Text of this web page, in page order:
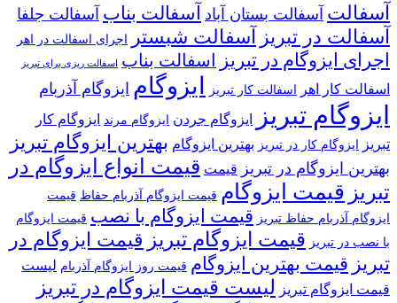
آسفالت آسفالت بستان آباد آسفالت بناب آسفالت جلفا
آسفالت در تبریز آسفالت شبستر اجرای اسفالت در اهر
اجرای ایزوگام در تبریز اسفالت بناب اسفالت ریزی برای تبریز
اسفالت کار اهر اسفالت کار تبریز ایزوگام ایزوگام آذربام
ایزوگام تبریز ایزوگام جردن ایزوگام مرند ایزوگام کار
تبریز ایزوگام کار در تبریز بهترین ایزوگام بهترین ایزوگام تبریز
بهترین ایزوگام در تبریز قیمت قیمت انواع ایزوگام در
تبریز قیمت ایزوگام قیمت ایزوگام آذربام حفاظ قیمت
ایزوگام آذربام حفاظ تبریز قیمت ایزوگام با نصب قیمت ایزوگام
با نصب در تبریز قیمت ایزوگام تبریز قیمت ایزوگام در
تبریز قیمت بهترین ایزوگام قیمت روز ایزوگام آذربام لیست
قیمت ایزوگام تبریز لیست قیمت ایزوگام در تبریز